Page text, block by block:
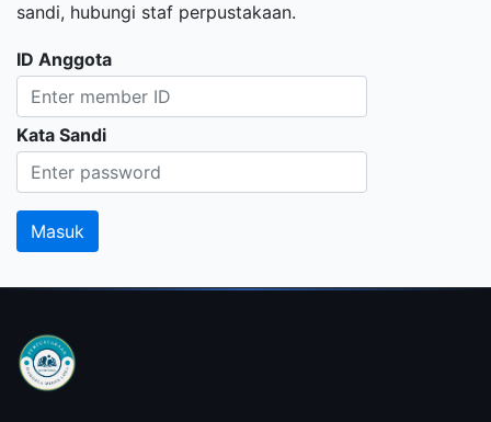
sandi, hubungi staf perpustakaan.
ID Anggota
Kata Sandi